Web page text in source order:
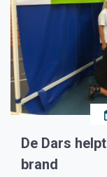
De Dars
brand